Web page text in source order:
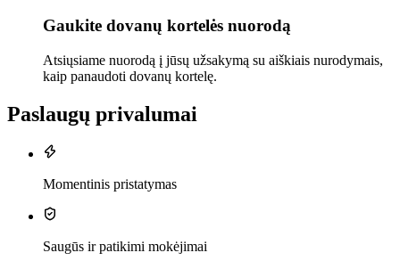
Gaukite dovanų kortelės nuorodą
Atsiųsiame nuorodą į jūsų užsakymą su aiškiais nurodymais,
kaip panaudoti dovanų kortelę.
Paslaugų privalumai
Momentinis pristatymas
Saugūs ir patikimi mokėjimai